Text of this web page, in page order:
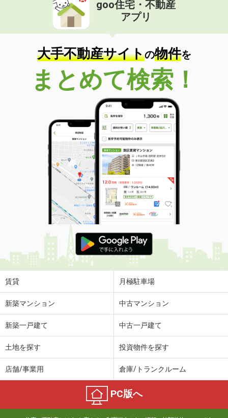
goo住宅・不動産
アプリ
大手不動産サイトの物件を
まとめて検索！
賃貸 月極駐車場
新築マンション 中古マンション
新築一戸建て 中古一戸建て
土地を探す 投資物件を探す
店舗/事業用 倉庫/トランクルーム
PC版へ